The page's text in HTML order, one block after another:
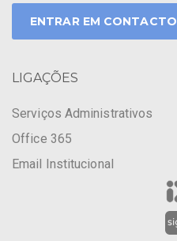
ENTRAR EM CONTACTO
LIGAÇÕES
Serviços Administrativos
Office 365
Email Institucional